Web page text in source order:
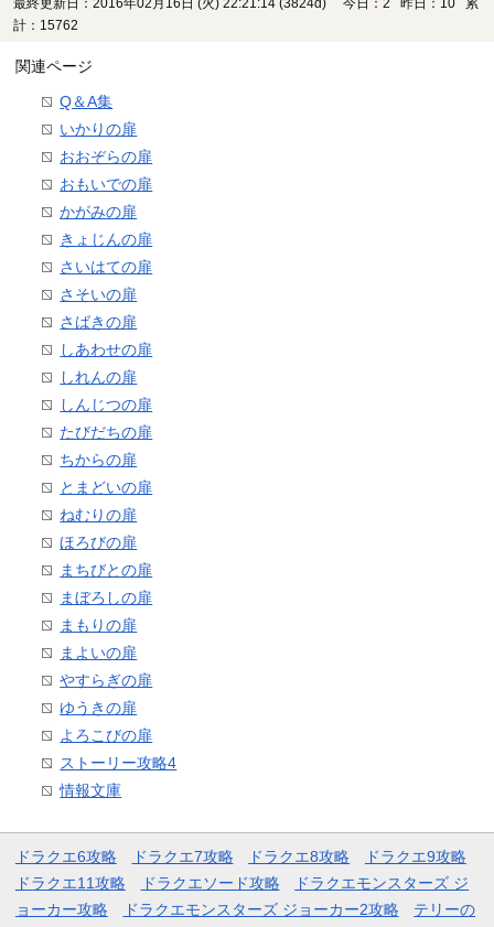
最終更新日：2016年02月16日 (火) 22:21:14 (3824d)
今日：2 昨日：10 累
計：15762
関連ページ
Q＆A集
いかりの扉
おおぞらの扉
おもいでの扉
かがみの扉
きょじんの扉
さいはての扉
さそいの扉
さばきの扉
しあわせの扉
しれんの扉
しんじつの扉
たびだちの扉
ちからの扉
とまどいの扉
ねむりの扉
ほろびの扉
まちびとの扉
まぼろしの扉
まもりの扉
まよいの扉
やすらぎの扉
ゆうきの扉
よろこびの扉
ストーリー攻略4
情報文庫
ドラクエ6攻略 ドラクエ7攻略 ドラクエ8攻略
ドラクエ9攻略
ドラクエ11攻略
ドラクエソード攻略
ドラクエモンスターズ ジ
ョーカー攻略
ドラクエモンスターズ ジョーカー2攻略 テリーの